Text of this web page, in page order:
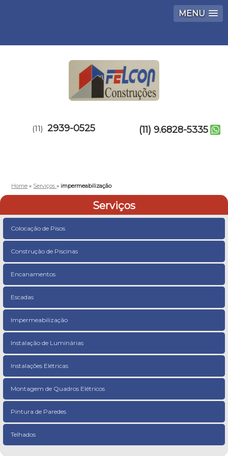
MENU
(11) 2939-0525 (11) 9.6828-5335
Home » Serviços» impermeabilização
Serviços
Colocação de Pisos
Construção de Piscinas
Encanamentos
Escadas
Impermeabilização
Instalação de Luminárias
Instalações Elétricas
Montagem de Quadros Elétricos
Pintura de Paredes
Telhados